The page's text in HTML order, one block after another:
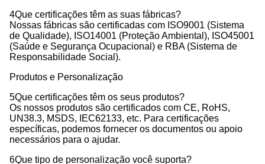
4Que certificações têm as suas fábricas?
Nossas fábricas são certificadas com ISO9001 (Sistema
de Qualidade), ISO14001 (Proteção Ambiental), ISO45001
(Saúde e Segurança Ocupacional) e RBA (Sistema de
Responsabilidade Social).
Produtos e Personalização
5Que certificações têm os seus produtos?
Os nossos produtos são certificados com CE, RoHS,
UN38.3, MSDS, IEC62133, etc. Para certificações
específicas, podemos fornecer os documentos ou apoio
necessários para o ajudar.
6Que tipo de personalização você suporta?